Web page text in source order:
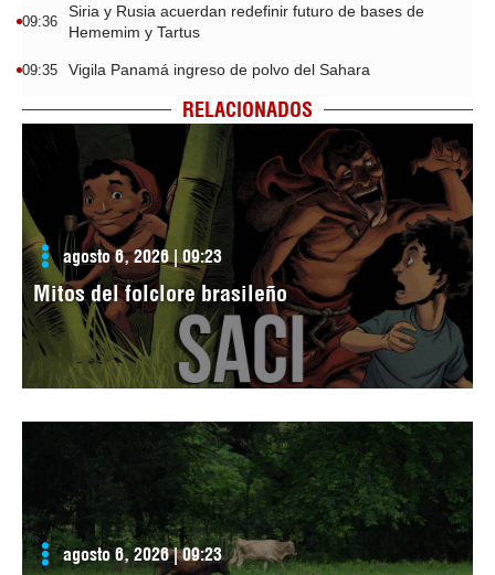
09:36
Siria y Rusia acuerdan redefinir futuro de bases de
Hememim y Tartus
09:35 Vigila Panamá ingreso de polvo del Sahara
RELACIONADOS
agosto 6, 2026 | 09:23
Mitos del folclore brasileño
agosto 6, 2026 | 09:23